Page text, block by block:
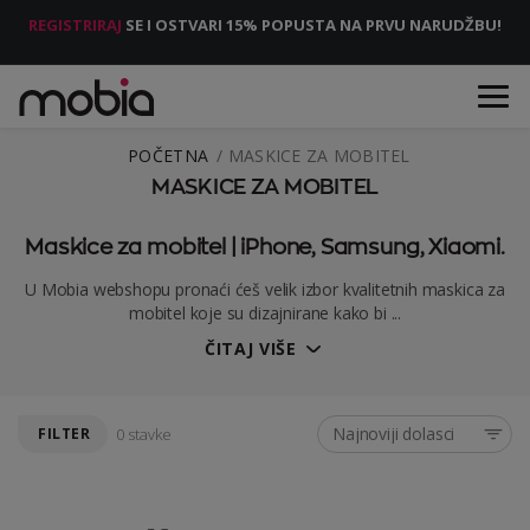
REGISTRIRAJ SE I OSTVARI 15% POPUSTA NA PRVU NARUDŽBU!
POČETNA MASKICE ZA MOBITEL
MASKICE ZA MOBITEL
Maskice za mobitel | iPhone, Samsung, Xiaomi.
U Mobia webshopu pronaći ćeš velik izbor kvalitetnih maskica za
mobitel koje su dizajnirane kako bi ...
ČITAJ VIŠE
FILTER 0 stavke Najnoviji dolasci